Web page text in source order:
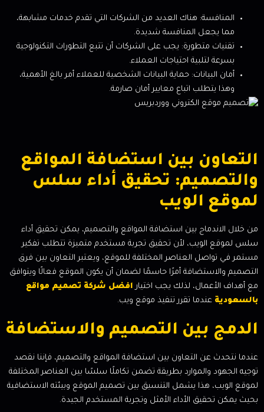
المنافسة: هناك العديد من الشركات التي تقدم خدمات مشابهة،
مما يجعل المنافسة شديدة.
تقنيات متطورة: يجب على الشركات أن تتبع التطورات التكنولوجية
بسرعة لتلبية احتياجات العملاء.
أمان البيانات: حماية البيانات الشخصية للعملاء أمر بالغ الأهمية،
وهذا يتطلب اتباع معايير أمان صارمة.
التعاون بين استضافة المواقع
والتصميم: تحقيق أداء سلس
لموقع الويب
من خلال الاندماج بين استضافة المواقع والتصميم، يمكن تحقيق أداء
سلس لموقع الويب، لأن تحقيق تجربة مستخدم متميزة تتطلب تفكير
مستمر في تواصل العناصر المختلفة للموقع، ويعتبر التعاون بين فرق
التصميم والاستضافة أمرًا حاسمًا لضمان أن يكون الموقع فعالًا ويتوافق
مع أهداف الأعمال، لذلك يجب اختيار افضل شركة تصميم مواقع
بالسعودية عندما تقرر تنفيذ موقع ويب.
الدمج بين التصميم والاستضافة
عندما نتحدث عن التعاون بين استضافة المواقع والتصميم، فإننا نقصد
توجيه الجهود والموارد بطريقة تضمن تكاملًا سلسًا بين العناصر المختلفة
لموقع الويب، هذا يشمل التنسيق بين تصميم الموقع وبيئته الاستضافية
بحيث يمكن تحقيق الأداء الأمثل وتجربة المستخدم الجيدة.